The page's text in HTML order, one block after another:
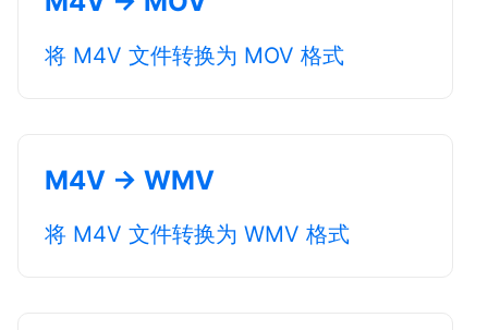
将 M4V 文件转换为 MOV 格式
M4V → WMV
将 M4V 文件转换为 WMV 格式